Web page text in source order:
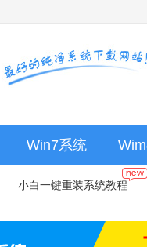
Win7系统
小白一键重装系统教程